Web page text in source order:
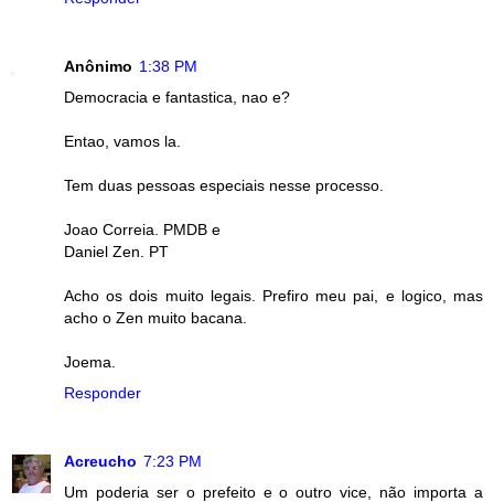
Anônimo 1:38 PM
Democracia e fantastica, nao e?
Entao, vamos la.
Tem duas pessoas especiais nesse processo.
Joao Correia. PMDB e
Daniel Zen. PT
Acho os dois muito legais. Prefiro meu pai, e logico, mas
acho o Zen muito bacana.
Joema.
Responder
Acreucho 7:23 PM
Um poderia ser o prefeito e o outro vice, não importa a